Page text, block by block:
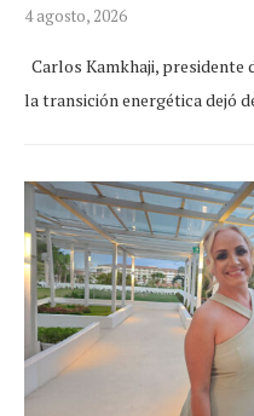
4 agosto, 2026
Carlos Kamkhaji, presidente
la transición energética dejó